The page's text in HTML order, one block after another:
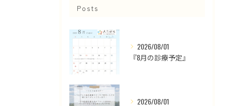
Posts
2026/08/01
『8月の診療予定』
2026/08/01